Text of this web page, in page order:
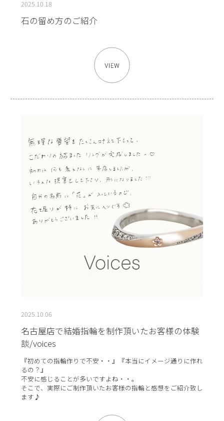
2025.10.18
石の留め方のご紹介
2025.10.06
名古屋店で結婚指輪を制作頂いたお客様の体験
談/voices
『初めての指輪作りで不安・・』『本当にイメージ通りに作れ
るの？』
不安に感じることが多いですよね・・。
そこで、実際にご制作頂いたお客様の指輪と感想をご紹介致し
ます♪